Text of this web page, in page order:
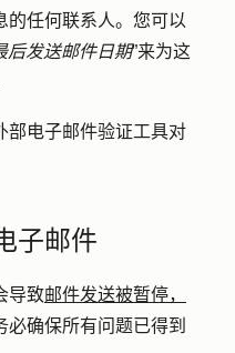
的任何联系人。您可以
后发送邮件日期”来为这
部电子邮件验证工具对
子邮件
导致邮件发送被暂停，
必确保所有问题已得到